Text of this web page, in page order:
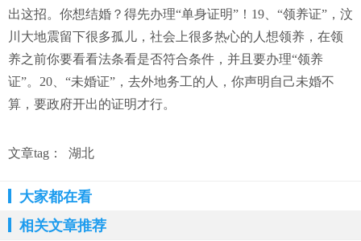
出这招。你想结婚？得先办理“单身证明”！19、“领养证”，汶
川大地震留下很多孤儿，社会上很多热心的人想领养，在领
养之前你要看看法条看是否符合条件，并且要办理“领养
证”。20、“未婚证”，去外地务工的人，你声明自己未婚不
算，要政府开出的证明才行。
文章tag： 湖北
大家都在看
相关文章推荐